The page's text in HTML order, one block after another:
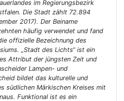
im Regierungsbezirk
Die Stadt zählt 72.894
2017). Der Beiname
häufig verwendet und fand
offizielle Bezeichnung des
„Stadt des Lichts“ ist ein
Attribut der jüngsten Zeit und
Lampen- und
bildet das kulturelle und
südlichen Märkischen Kreises mit
Funktional ist es ein